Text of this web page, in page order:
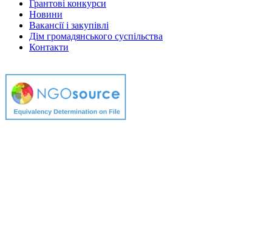
Грантові конкурси
Новини
Вакансії і закупівлі
Дім громадянського суспільства
Контакти